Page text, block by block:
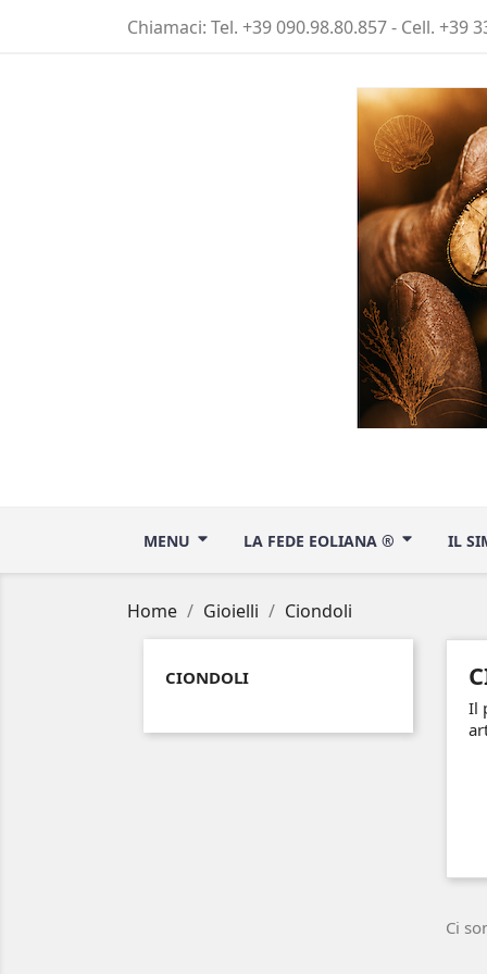
Chiamaci: Tel. +39 090.98.80.857 - Cell. +39
MENU LA FEDE EOLIANA ® IL
Home Gioielli Ciondoli
CIONDOLI
Il
Ci